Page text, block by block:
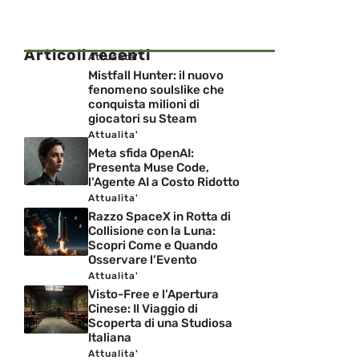
Articoli recenti
Attualita'
Mistfall Hunter: il nuovo
fenomeno soulslike che
conquista milioni di
giocatori su Steam
Attualita'
Meta sfida OpenAI:
Presenta Muse Code,
l’Agente AI a Costo Ridotto
Attualita'
Razzo SpaceX in Rotta di
Collisione con la Luna:
Scopri Come e Quando
Osservare l’Evento
Attualita'
Visto-Free e l’Apertura
Cinese: Il Viaggio di
Scoperta di una Studiosa
Italiana
Attualita'